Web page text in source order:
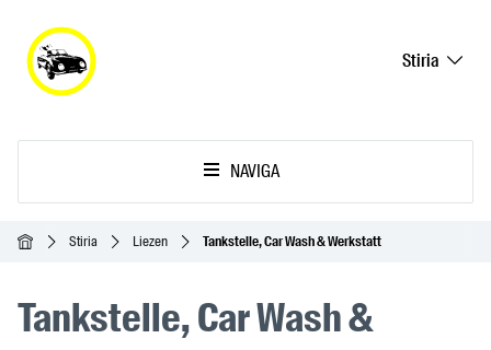
Stiria
NAVIGA
Home Stiria Liezen Tankstelle, Car Wash & Werkstatt
Tankstelle, Car Wash &